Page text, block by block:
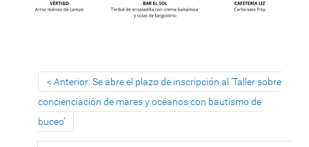
Anterior: Se abre el plazo de inscripción al ‘Taller sobre
concienciación de mares y océanos con bautismo de
buceo’